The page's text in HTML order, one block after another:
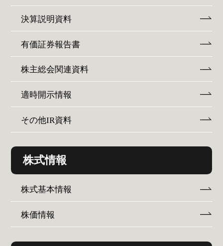
決算説明資料
有価証券報告書
株主総会関連資料
適時開示情報
その他IR資料
株式情報
株式基本情報
株価情報